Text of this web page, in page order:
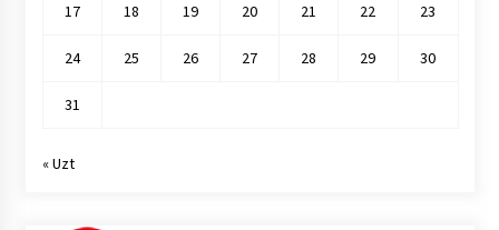
17 18 19 20 21 22 23
24 25 26 27 28 29 30
31
« Uzt